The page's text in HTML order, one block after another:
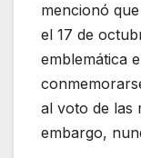
mencionó
el 17 de
emblemática
al voto de las
embargo,